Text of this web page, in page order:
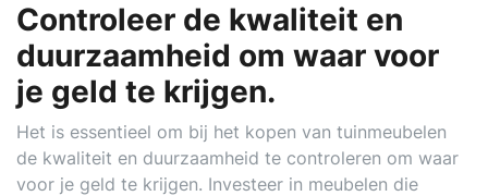
Controleer de kwaliteit en
duurzaamheid om waar voor
je geld te krijgen.
Het is essentieel om bij het kopen van tuinmeubelen
de kwaliteit en duurzaamheid te controleren om waar
voor je geld te krijgen. Investeer in meubelen die